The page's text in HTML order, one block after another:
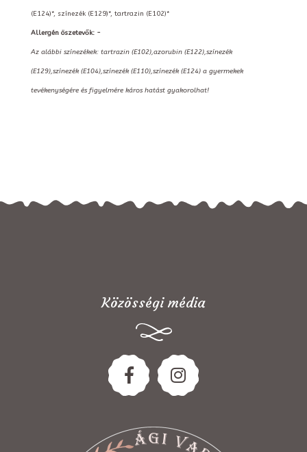
(E124)*, színezék (E129)*, tartrazin (E102)*
Allergén öszetevők: -
Az alábbi színezékek: tartrazin (E102),azorubin (E122),színezék
(E129),színezék (E104),színezék (E110),színezék (E124) a gyermekek
tevékenységére és figyelmére káros hatást gyakorolhat!
Közösségi média